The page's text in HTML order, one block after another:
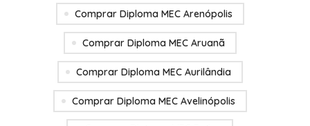
Comprar Diploma MEC Arenópolis
Comprar Diploma MEC Aruanã
Comprar Diploma MEC Aurilândia
Comprar Diploma MEC Avelinópolis